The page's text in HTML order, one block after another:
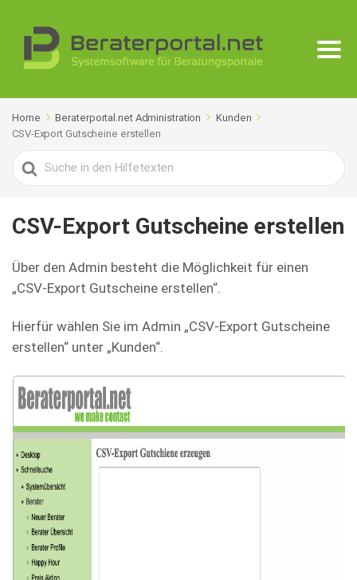
Home Beraterportal.net Administration
Kunden
CSV-Export Gutscheine erstellen
Search
For
CSV-Export Gutscheine erstellen
Über den Admin besteht die Möglichkeit für einen
„CSV-Export Gutscheine erstellen“.
Hierfür wählen Sie im Admin „CSV-Export Gutscheine
erstellen“ unter „Kunden“.